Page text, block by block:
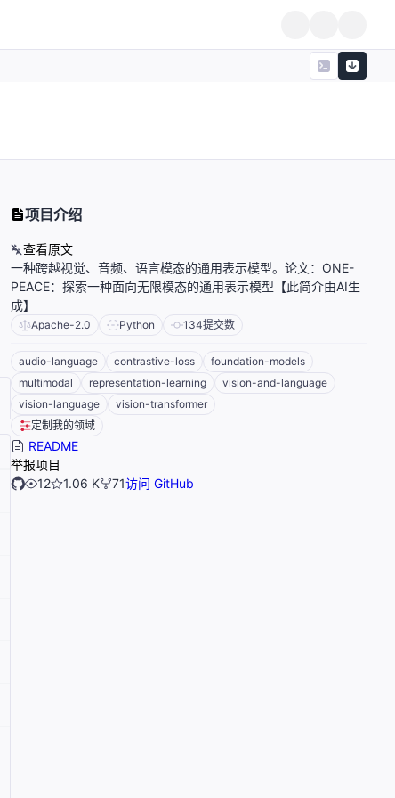
项目介绍
查看原文
一种跨越视觉、音频、语言模态的通用表示模型。论文：ONE-
PEACE：探索一种面向无限模态的通用表示模型【此简介由AI生
成】
Apache-2.0 Python 134提交数
audio-language contrastive-loss
foundation-models
multimodal
representation-learning
vision-and-language
vision-language
vision-transformer
定制我的领域
README
举报项目
12
1.06 K 71访问 GitHub